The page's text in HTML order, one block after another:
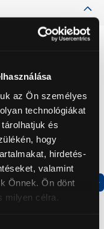
az Ön személyes
technológiákat
és
hogy
hirdetés-
valamint
Önnek. Ön dönt
milyen célra.
Termék adatlap